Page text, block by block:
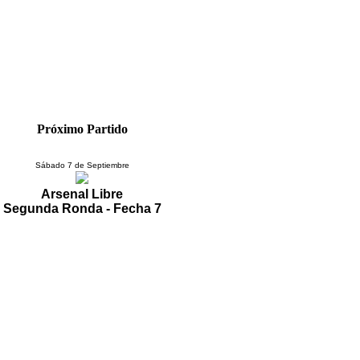
Próximo Partido
Sábado 7 de Septiembre
Arsenal Libre
Segunda Ronda - Fecha 7